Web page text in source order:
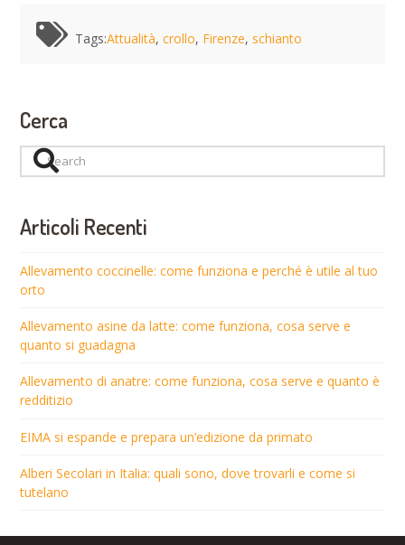
Tags:Attualità,crollo, Firenze, schianto
Cerca
Search
Articoli Recenti
Allevamento coccinelle: come funziona e perché è utile al tuo
orto
Allevamento asine da latte: come funziona, cosa serve e
quanto si guadagna
Allevamento di anatre: come funziona, cosa serve e quanto è
redditizio
EIMA si espande e prepara un’edizione da primato
Alberi Secolari in Italia: quali sono, dove trovarli e come si
tutelano